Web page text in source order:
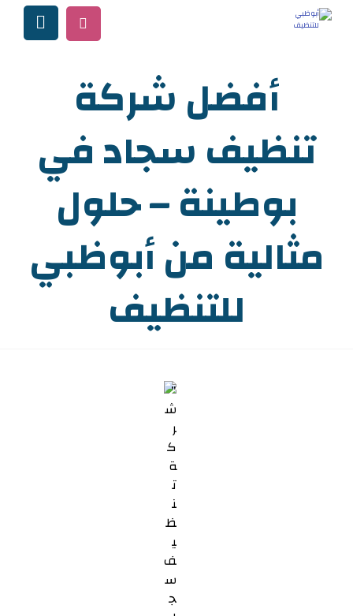
أفضل شركة
تنظيف سجاد في
بوطينة – حلول
مثالية من أبوظبي
للتنظيف